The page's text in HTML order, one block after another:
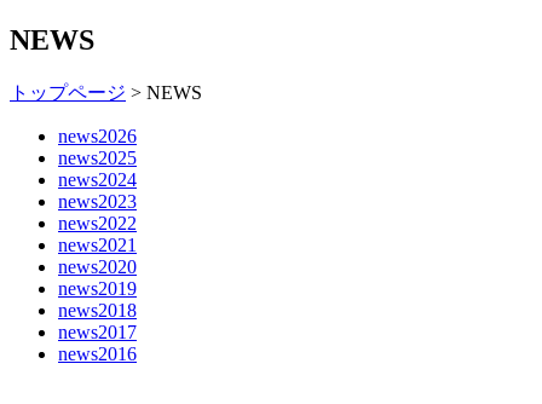
NEWS
トップページ > NEWS
news2026
news2025
news2024
news2023
news2022
news2021
news2020
news2019
news2018
news2017
news2016